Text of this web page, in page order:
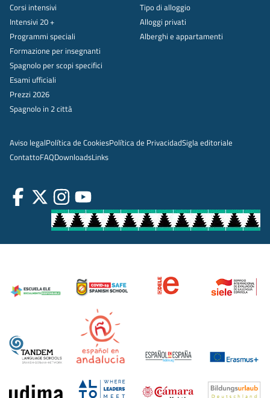
Corsi intensivi
Intensivi 20 +
Programmi speciali
Formazione per insegnanti
Spagnolo per scopi specifici
Esami ufficiali
Prezzi 2026
Spagnolo in 2 città
Tipo di alloggio
Alloggi privati
Alberghi e appartamenti
Aviso legalPolítica de CookiesPolítica de PrivacidadSigla editoriale
ContattoFAQDownloadsLinks